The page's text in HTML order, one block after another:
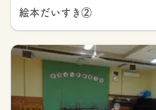
絵本だいすき②